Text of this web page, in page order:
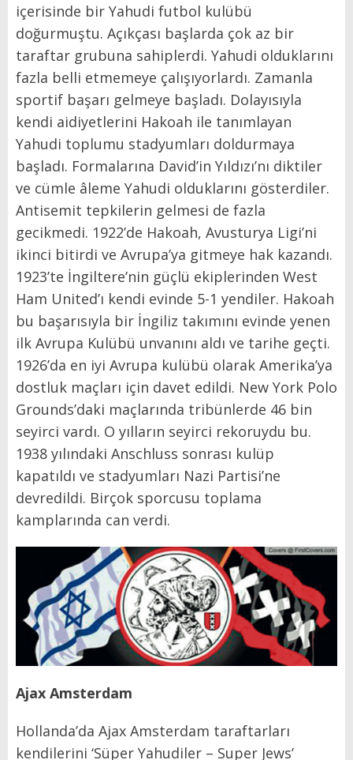
içerisinde bir Yahudi futbol kulübü
doğurmuştu. Açıkçası başlarda çok az bir
taraftar grubuna sahiplerdi. Yahudi olduklarını
fazla belli etmemeye çalışıyorlardı. Zamanla
sportif başarı gelmeye başladı. Dolayısıyla
kendi aidiyetlerini Hakoah ile tanımlayan
Yahudi toplumu stadyumları doldurmaya
başladı. Formalarına David’in Yıldızı’nı diktiler
ve cümle âleme Yahudi olduklarını gösterdiler.
Antisemit tepkilerin gelmesi de fazla
gecikmedi. 1922’de Hakoah, Avusturya Ligi’ni
ikinci bitirdi ve Avrupa’ya gitmeye hak kazandı.
1923’te İngiltere’nin güçlü ekiplerinden West
Ham United’ı kendi evinde 5-1 yendiler. Hakoah
bu başarısıyla bir İngiliz takımını evinde yenen
ilk Avrupa Kulübü unvanını aldı ve tarihe geçti.
1926’da en iyi Avrupa kulübü olarak Amerika’ya
dostluk maçları için davet edildi. New York Polo
Grounds’daki maçlarında tribünlerde 46 bin
seyirci vardı. O yılların seyirci rekoruydu bu.
1938 yılındaki Anschluss sonrası kulüp
kapatıldı ve stadyumları Nazi Partisi’ne
devredildi. Birçok sporcusu toplama
kamplarında can verdi.
Ajax Amsterdam
Hollanda’da Ajax Amsterdam taraftarları
kendilerini ‘Süper Yahudiler – Super Jews’